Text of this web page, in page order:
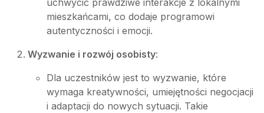
mieszkańcami, co dodaje programowi
autentyczności i emocji.
Wyzwanie i rozwój osobisty:
Dla uczestników jest to wyzwanie, które
wymaga kreatywności, umiejętności negocjacji
i adaptacji do nowych sytuacji. Takie